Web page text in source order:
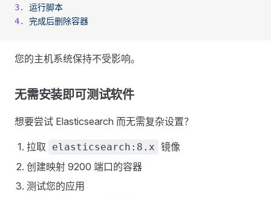
3.
运行脚本
4.
完成后删除容器
您的主机系统保持不受影响。
无需安装即可测试软件
想要尝试 Elasticsearch 而无需复杂设置？
拉取 elasticsearch:8.x 镜像
创建映射 9200 端口的容器
测试您的应用